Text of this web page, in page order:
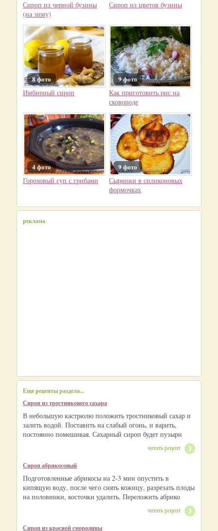
Сироп из черной бузины
(на зиму)
Сироп из цветов бузины
8 фото
Имбирный сироп
9 фото
Как приготовить рис на
сковороде
4 фото
Гороховый суп с грибами
9 фото
Сырники в силиконовых
формочках
реклама
Еще рецепты раздела...
Сироп из тростникового сахара
В небольшую кастрюлю положить тростниковый сахар и
залить водой. Поставить на слабый огонь, и варить,
постоянно помешивая. Сахарный сироп будет пузыри
читать рецепт
Сироп абрикосовый
Подготовленные абрикосы на 2-3 мин опустить в
кипящую воду, после чего снять кожицу, разрезать плоды
на половинки, косточки удалить. Переложить абрико
читать рецепт
Сироп из красной смородины